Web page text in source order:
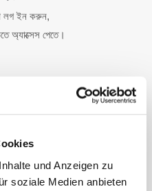
und Anzeigen zu
soziale Medien anbieten
লগ ইন করুন,
অ্যাক্সেস পেতে।